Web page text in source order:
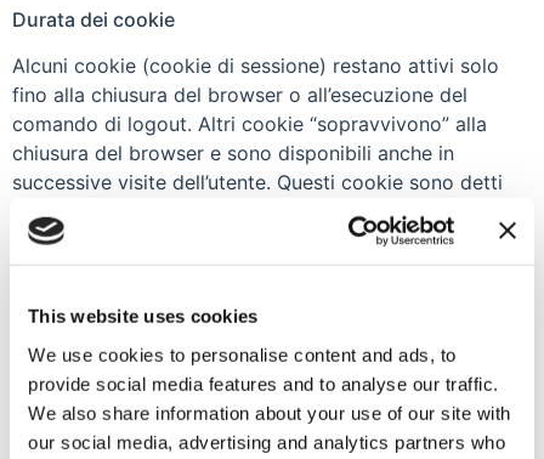
This website uses cookies
We use cookies to personalise content and ads, to
provide social media features and to analyse our traffic.
We also share information about your use of our site with
our social media, advertising and analytics partners who
Durata dei cookie
Alcuni cookie (cookie di sessione) restano attivi solo
fino alla chiusura del browser o all’esecuzione del
comando di logout. Altri cookie “sopravvivono” alla
chiusura del browser e sono disponibili anche in
successive visite dell’utente. Questi cookie sono detti
persistenti e la loro durata è fissata dal server al
momento della loro creazione. In alcuni casi è fissata
una scadenza, in altri casi la durata è illimitata.
Come gestire i cookie sul tuo PC
L’utente può decidere se accettare o meno i cookie
utilizzando le impostazioni del proprio browser:
Google Chrome